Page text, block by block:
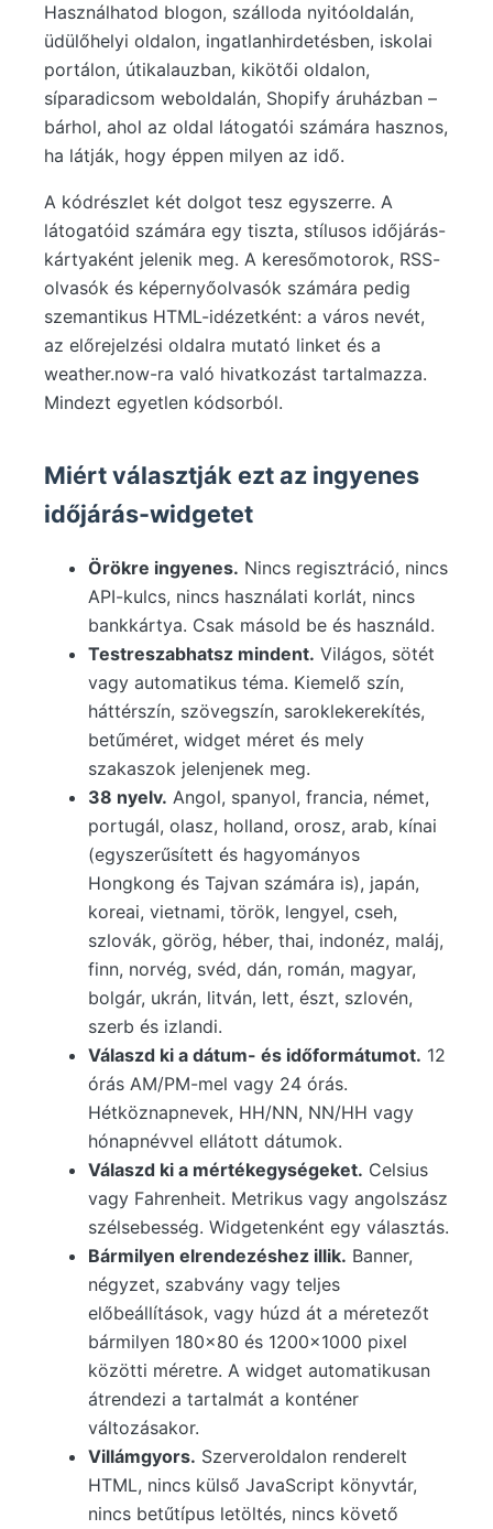
Használhatod blogon, szálloda nyitóoldalán,
üdülőhelyi oldalon, ingatlanhirdetésben, iskolai
portálon, útikalauzban, kikötői oldalon,
síparadicsom weboldalán, Shopify áruházban –
bárhol, ahol az oldal látogatói számára hasznos,
ha látják, hogy éppen milyen az idő.
A kódrészlet két dolgot tesz egyszerre. A
látogatóid számára egy tiszta, stílusos időjárás-
kártyaként jelenik meg. A keresőmotorok, RSS-
olvasók és képernyőolvasók számára pedig
szemantikus HTML-idézetként: a város nevét,
az előrejelzési oldalra mutató linket és a
weather.now-ra való hivatkozást tartalmazza.
Mindezt egyetlen kódsorból.
Miért választják ezt az ingyenes
időjárás-widgetet
Örökre ingyenes. Nincs regisztráció, nincs
API-kulcs, nincs használati korlát, nincs
bankkártya. Csak másold be és használd.
Testreszabhatsz mindent. Világos, sötét
vagy automatikus téma. Kiemelő szín,
háttérszín, szövegszín, saroklekerekítés,
betűméret, widget méret és mely
szakaszok jelenjenek meg.
38 nyelv. Angol, spanyol, francia, német,
portugál, olasz, holland, orosz, arab, kínai
(egyszerűsített és hagyományos
Hongkong és Tajvan számára is), japán,
koreai, vietnami, török, lengyel, cseh,
szlovák, görög, héber, thai, indonéz, maláj,
finn, norvég, svéd, dán, román, magyar,
bolgár, ukrán, litván, lett, észt, szlovén,
szerb és izlandi.
Válaszd ki a dátum- és időformátumot. 12
órás AM/PM-mel vagy 24 órás.
Hétköznapnevek, HH/NN, NN/HH vagy
hónapnévvel ellátott dátumok.
Válaszd ki a mértékegységeket. Celsius
vagy Fahrenheit. Metrikus vagy angolszász
szélsebesség. Widgetenként egy választás.
Bármilyen elrendezéshez illik. Banner,
négyzet, szabvány vagy teljes
előbeállítások, vagy húzd át a méretezőt
bármilyen 180×80 és 1200×1000 pixel
közötti méretre. A widget automatikusan
átrendezi a tartalmát a konténer
változásakor.
Villámgyors. Szerveroldalon renderelt
HTML, nincs külső JavaScript könyvtár,
nincs betűtípus letöltés, nincs követő